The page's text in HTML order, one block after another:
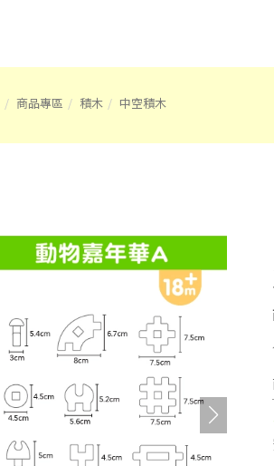
商品專區 積木 中空積木